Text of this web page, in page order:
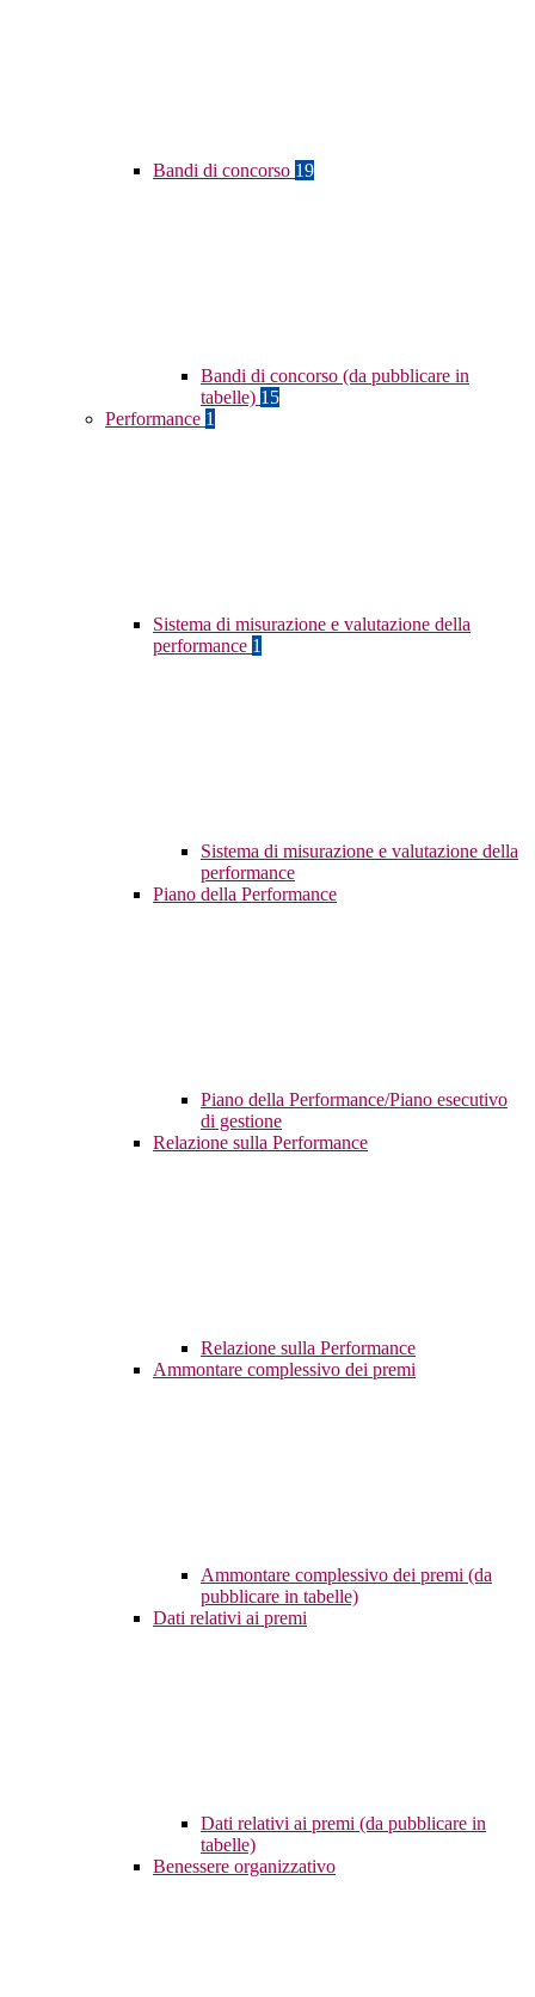
Bandi di concorso 19
Bandi di concorso (da pubblicare in
tabelle) 15
Performance 1
Sistema di misurazione e valutazione della
performance 1
Sistema di misurazione e valutazione della
performance
Piano della Performance
Piano della Performance/Piano esecutivo
di gestione
Relazione sulla Performance
Relazione sulla Performance
Ammontare complessivo dei premi
Ammontare complessivo dei premi (da
pubblicare in tabelle)
Dati relativi ai premi
Dati relativi ai premi (da pubblicare in
tabelle)
Benessere organizzativo